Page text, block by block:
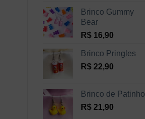
Brinco Gummy
Bear
R$16,90
Brinco Pringles
R$22,90
Brinco de Patinho
R$21,90